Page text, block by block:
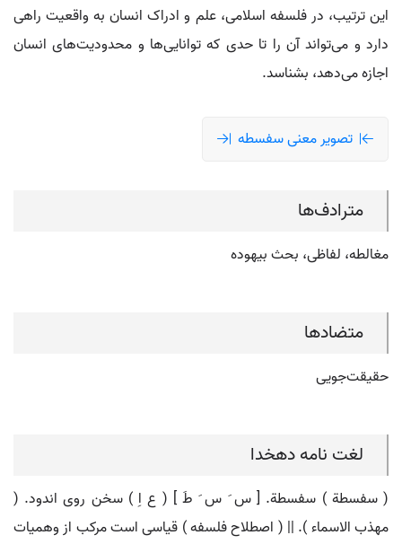
این ترتیب، در فلسفه اسلامی، علم و ادراک انسان به واقعیت راهی
دارد و می‌تواند آن را تا حدی که توانایی‌ها و محدودیت‌های انسان
اجازه می‌دهد، بشناسد.
تصویر معنی سفسطه
مترادف‌ها
مغالطه، لفاظی، بحث بیهوده
متضادها
حقیقت‌جویی
لغت نامه دهخدا
( سفسطة ) سفسطة. [ س َ س َ طَ ] ( ع اِ ) سخن روی اندود. (
مهذب الاسماء ). || ( اصطلاح فلسفه ) قیاسی است مرکب از وهمیات